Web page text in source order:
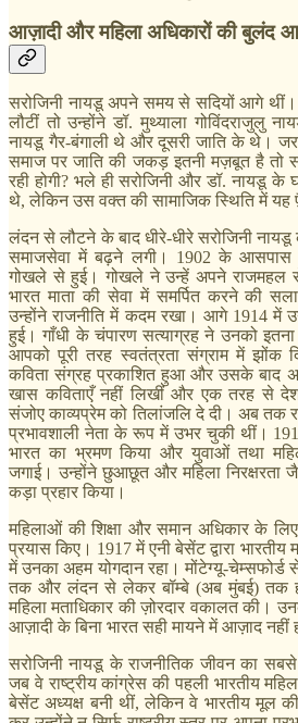
आज़ादी और महिला अधिकारों की बुलंद
सरोजिनी नायडू अपने समय से सदियों आगे
लौटीं तो उन्होंने डॉ. मुथ्याला गोविंदराजुलु
नायडू गैर-बंगाली थे और दूसरी जाति के थे।
समाज पर जाति की जकड़ इतनी मज़बूत है तो
रही होगी? भले ही सरोजिनी और डॉ. नायडू के
थे, लेकिन उस वक्त की सामाजिक स्थिति में यह
लंदन से लौटने के बाद धीरे-धीरे सरोजिनी नायडू
समाजसेवा में बढ़ने लगी। 1902 के आसपास
गोखले से हुई। गोखले ने उन्हें अपने
भारत माता की सेवा में समर्पित करने की
उन्होंने राजनीति में कदम रखा। आगे 1914 में
हुई। गाँधी के चंपारण सत्याग्रह ने उनको
आपको पूरी तरह स्वतंत्रता संग्राम में झोंक
कविता संग्रह प्रकाशित हुआ और उसके बाद
खास कविताएँ नहीं लिखीं और एक तरह से
संजोए काव्यप्रेम को तिलांजलि दे दी। अब तक
प्रभावशाली नेता के रूप में उभर चुकी थीं।
भारत का भ्रमण किया और युवाओं तथा
जगाई। उन्होंने छुआछूत और महिला निरक्षरता
कड़ा प्रहार किया।
महिलाओं की शिक्षा और समान अधिकार के
प्रयास किए। 1917 में एनी बेसेंट द्वारा
में उनका अहम योगदान रहा। मोंटेग्यू-
तक और लंदन से लेकर बॉम्बे (अब मुंबई) तक
महिला मताधिकार की ज़ोरदार वकालत की।
आज़ादी के बिना भारत सही मायने में आज़ाद नहीं
सरोजिनी नायडू के राजनीतिक जीवन का
जब वे राष्ट्रीय कांग्रेस की पहली भारतीय
बेसेंट अध्यक्ष बनी थीं, लेकिन वे भारतीय मूल